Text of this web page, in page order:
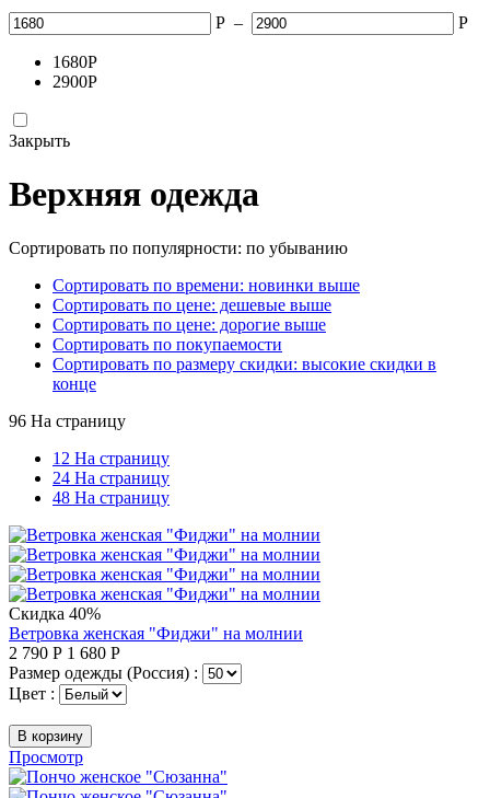
Р – Р
1680Р
2900Р
Закрыть
Верхняя одежда
Сортировать по популярности: по убыванию
Сортировать по времени: новинки выше
Сортировать по цене: дешевые выше
Сортировать по цене: дорогие выше
Сортировать по покупаемости
Сортировать по размеру скидки: высокие скидки в
конце
96 На страницу
12 На страницу
24 На страницу
48 На страницу
Скидка 40%
Ветровка женская "Фиджи" на молнии
2 790 Р 1 680 Р
Размер одежды (Россия) :
Цвет :
В корзину
Просмотр